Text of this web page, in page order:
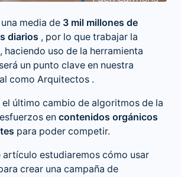
media de 3 mil millones de
diarios , por lo que trabajar la
haciendo uso de la herramienta
un punto clave en nuestra
como Arquitectos .
el último cambio de algoritmos de la
encontenidos orgánicos
para poder competir.
artículo estudiaremos cómo usar
crear una campaña de